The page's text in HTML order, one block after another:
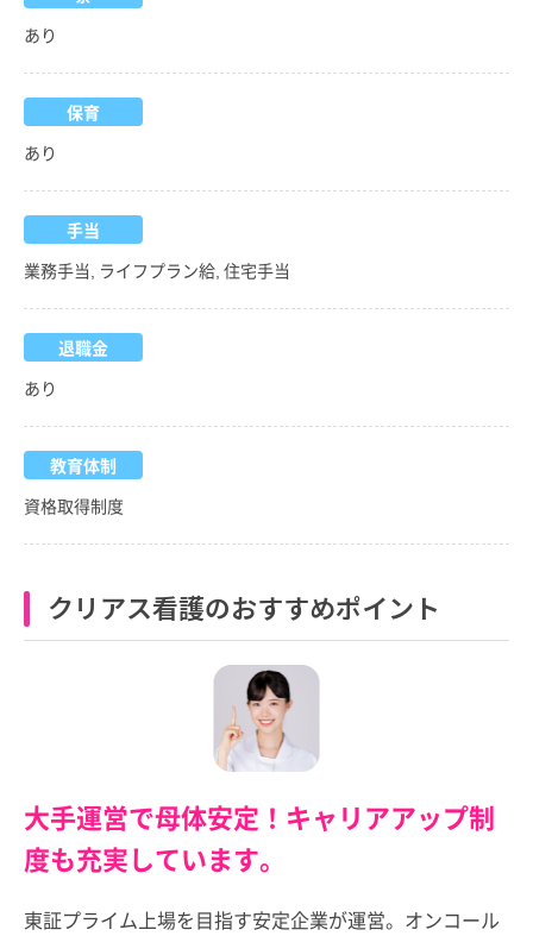
あり
保育
あり
手当
業務手当, ライフプラン給, 住宅手当
退職金
あり
教育体制
資格取得制度
クリアス看護のおすすめポイント
大手運営で母体安定！キャリアアップ制
度も充実しています。
東証プライム上場を目指す安定企業が運営。オンコール